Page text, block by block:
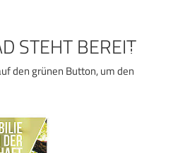
STEHT BEREIT
den grünen Button, um den